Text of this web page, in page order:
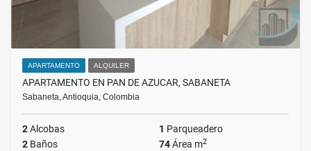
APARTAMENTO ALQUILER
APARTAMENTO EN PAN DE AZUCAR, SABANETA
Sabaneta, Antioquia, Colombia
2Alcobas 1 Parqueadero
2 Baños 74Área m2